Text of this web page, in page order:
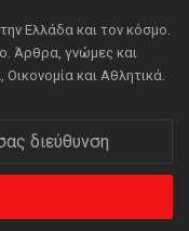
Ελλάδα και τον κόσμο.
Άρθρα, γνώμες και
και Αθλητικά.